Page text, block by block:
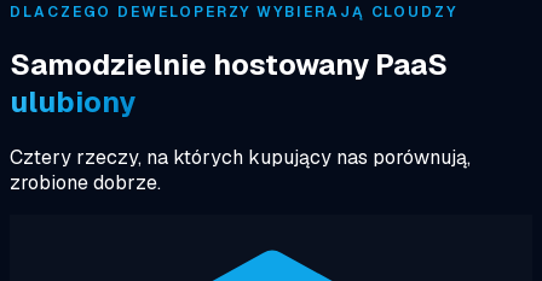
DLACZEGO DEWELOPERZY WYBIERAJĄ CLOUDZY
Samodzielnie hostowany PaaS
ulubiony
Cztery rzeczy, na których kupujący nas porównują,
zrobione dobrze.